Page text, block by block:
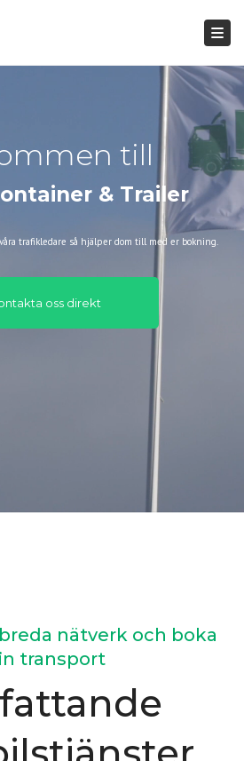
trafikledare så hjälper dom till med er bokning.
oss direkt
till
& Trailer
nätverk och boka
transport